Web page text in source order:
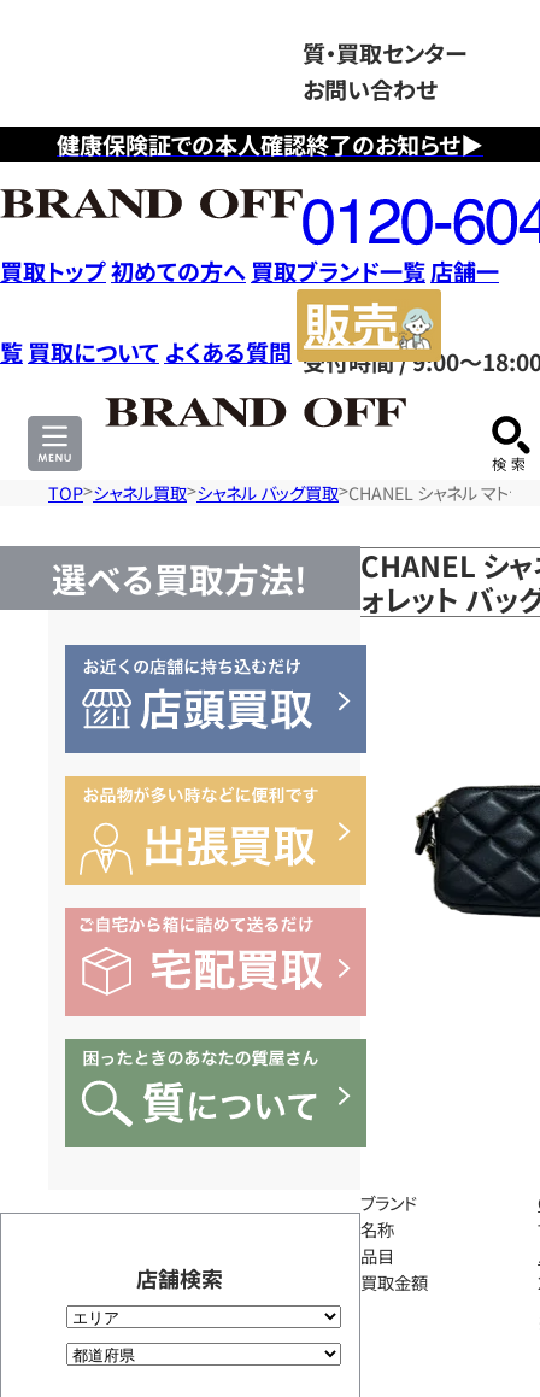
健康保険証での本人確認終了のお知らせ▶
質・買取センター
お問い合わせ
フ
リ
ー
ダ
イ
ヤ
ル
0120604117
受付時間 / 9:00～
買取トップ初めての方へ 買取ブランド一覧店舗一
覧 買取について よくある質問
サ
TOP シャネル買取 シャネル バッグ買取 CHANEL シャネル マトラ
選べる買取方法!
店舗検索
CHANEL シ
ォレット バ
ブランド
名称
品目
買取金額